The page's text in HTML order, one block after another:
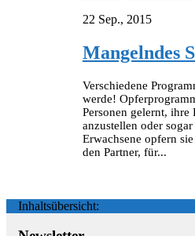
22 Sep., 2015
Mangelndes
Verschiedene
werde!
Personen gelernt, ihre
anzustellen oder
Erwachsene opfern
den Partner, für...
Inhaltsübersicht: